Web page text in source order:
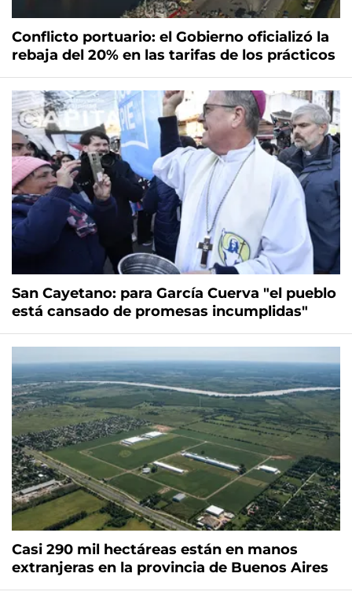
Conflicto portuario: el Gobierno oficializó la
rebaja del 20% en las tarifas de los prácticos
San Cayetano: para García Cuerva "el pueblo
está cansado de promesas incumplidas"
Casi 290 mil hectáreas están en manos
extranjeras en la provincia de Buenos Aires